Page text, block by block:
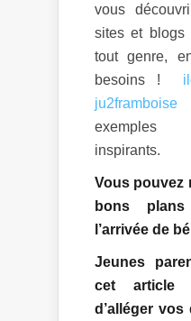
vous
sites et blogs
tout genre,
besoins !
ju2framboise
exemples
inspirants.
Vous pouvez
bons
l’arrivée de
Jeunes
cet article
d’alléger